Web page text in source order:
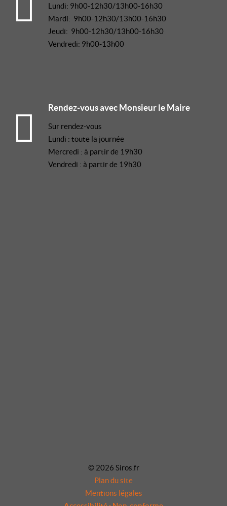
Lundi: 9h00-12h30/13h00-16h30
Mardi: 9h00-12h30/13h00-16h30
Jeudi: 9h00-12h30/13h00-16h30
Vendredi: 9h00-13h00
Rendez-vous avec Monsieur le Maire
Sur rendez-vous
Lundi : toute la journée
Mercredi : à partir de 19h30
Vendredi : à partir de 19h30
© 2026 Siros.fr
Plan du site
Mentions légales